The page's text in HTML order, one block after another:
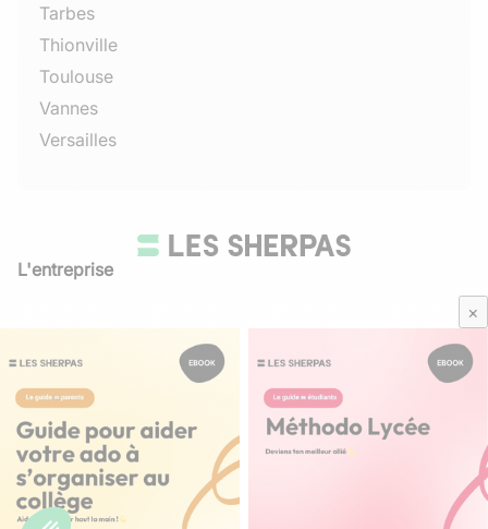
×
Tarbes
Thionville
Toulouse
Vannes
Versailles
L'entreprise
Média Parents
Mentions légales
Besoin d'aide ?
Contactez-nous